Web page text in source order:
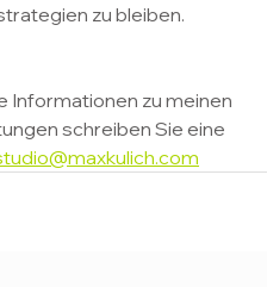
zu bleiben.
Informationen zu meinen
schreiben Sie eine